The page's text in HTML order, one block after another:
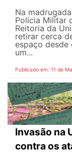
Na
Polícia Militar
Reitoria da
retirar cerca
espaço desde
um...
Publicado em: 11 de
Invasão na
contra os